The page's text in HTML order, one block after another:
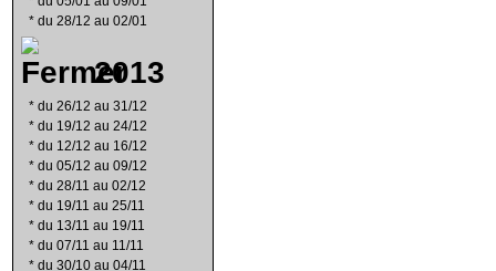
* du 28/12 au 02/01
2013
* du 26/12 au 31/12
* du 19/12 au 24/12
* du 12/12 au 16/12
* du 05/12 au 09/12
* du 28/11 au 02/12
* du 19/11 au 25/11
* du 13/11 au 19/11
* du 07/11 au 11/11
* du 30/10 au 04/11